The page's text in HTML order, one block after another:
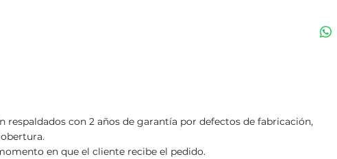
respaldados con 2 años de garantía por defectos de fabricación,
en que el cliente recibe el pedido.